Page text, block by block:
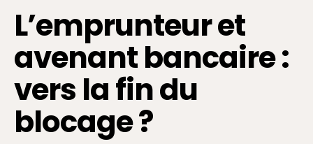
L’emprunteur et
avenant bancaire :
vers la fin du
blocage ?